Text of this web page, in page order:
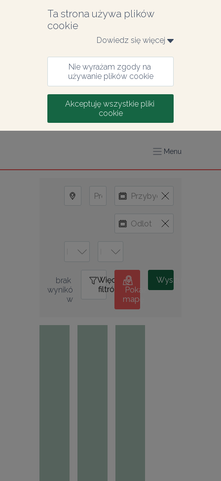
Ta strona używa plików
cookie
Dowiedz się więcej
Nie wyrażam zgody na
używanie plików cookie
Akceptuję wszystkie pliki
cookie
Menu
brak
wynikó
w
Więcej
filtrów
0
Pokaż
mapę
Wyszukiwanie